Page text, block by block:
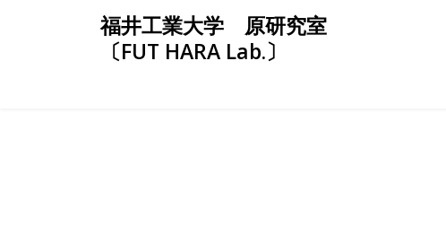
福井工業大学 原研究室
〔FUT HARA Lab.〕